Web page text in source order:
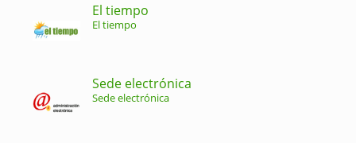
El tiempo
El tiempo
Sede electrónica
Sede electrónica